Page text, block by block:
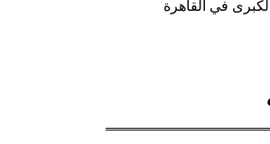
الكبرى في القاهرة